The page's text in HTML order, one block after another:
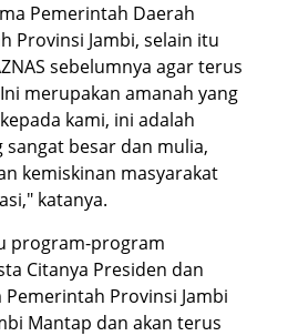
Pemerintah Daerah
Provinsi Jambi, selain itu
sebelumnya agar terus
merupakan amanah yang
kami, ini adalah
besar dan mulia,
kemiskinan masyarakat
katanya.
program-program
Citanya Presiden dan
Provinsi Jambi
Mantap dan akan terus